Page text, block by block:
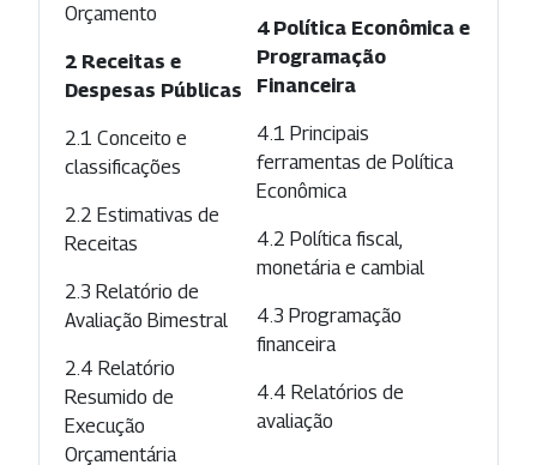
Orçamento
2 Receitas e
Despesas Públicas
2.1 Conceito e
classificações
2.2 Estimativas de
Receitas
2.3 Relatório de
Avaliação Bimestral
2.4 Relatório
Resumido de
Execução
Orçamentária
4 Política Econômica e
Programação
Financeira
4.1 Principais
ferramentas de Política
Econômica
4.2 Política fiscal,
monetária e cambial
4.3 Programação
financeira
4.4 Relatórios de
avaliação